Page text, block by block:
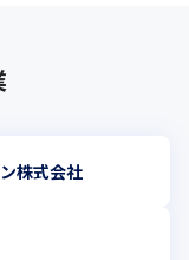
株式会社